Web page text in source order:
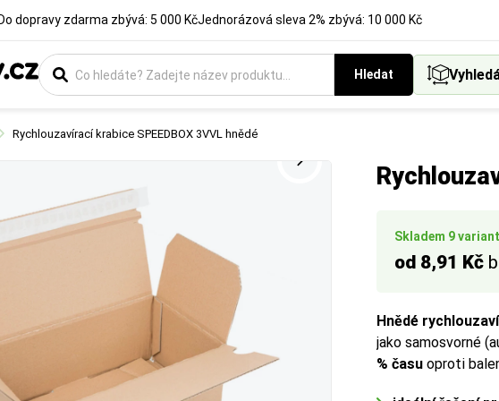
Do dopravy zdarma zbývá: 5 000 KčJednorázová sleva 2% zbývá: 10 000 Kč
Hledat
Rychlouzavírací krabice SPEEDBOX 3VVL hnědé
Skladem 9
od 8,91 Kč
Hnědé
jako samosvorné
% času oproti
Délka
Rozměry krabic
Šířka
Rozměry krabic
Typ krabice
Vyberte si konstrukci krabice, která nejlépe vyhovuje vašemu způsobu